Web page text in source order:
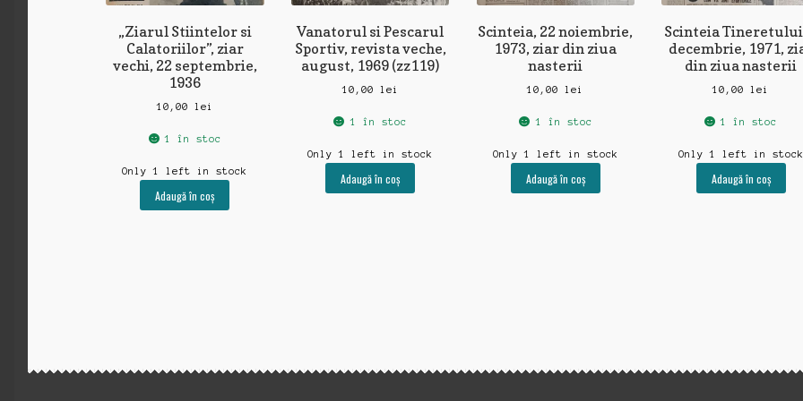
„Ziarul Stiintelor si
Calatoriilor”, ziar
vechi, 22 septembrie,
1936
10,00 lei
1 în stoc
Only 1 left in stock
Adaugă în coș
Vanatorul si Pescarul
Sportiv, revista veche,
august, 1969 (zz119)
10,00 lei
1 în stoc
Only 1 left in stock
Adaugă în coș
Scinteia, 22 noiembrie,
1973, ziar din ziua
nasterii
10,00lei
1 în stoc
Only 1 left in stock
Adaugă în coș
Scinteia
decembrie, 1971,
din ziua nasterii
10,00lei
1 în stoc
Only 1 left in stock
Adaugă în coș